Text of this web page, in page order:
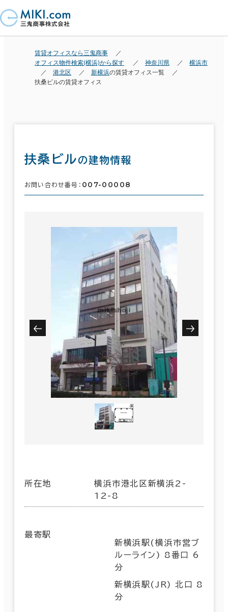
賃貸オフィスなら三鬼商事
オフィス物件検索(横浜)から探す
神奈川県
横浜市
港北区
新横浜の賃貸オフィス一覧
扶桑ビルの賃貸オフィス
扶桑ビルの建物情報
お問い合わせ番号： 007-00008
所在地
横浜市港北区新横浜2-
12-8
最寄駅
新横浜駅(横浜市営ブ
ルーライン) 8番口 6
分
新横浜駅(JR) 北口 8
分